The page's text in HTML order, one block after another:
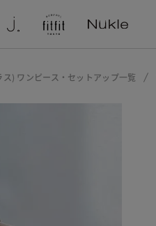
ス) ワンピース・セットアップ一覧